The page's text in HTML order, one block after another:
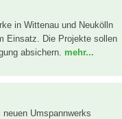
in Wittenau und Neukölln
Einsatz. Die Projekte sollen
absichern. mehr...
Umspannwerks